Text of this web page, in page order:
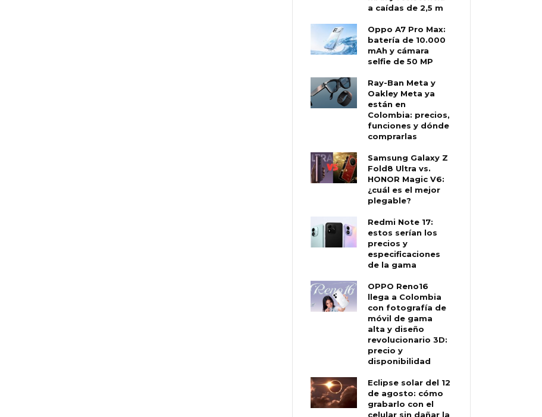
a caídas de 2,5 m
Oppo A7 Pro Max:
batería de 10.000
mAh y cámara
selfie de 50 MP
Ray-Ban Meta y
Oakley Meta ya
están en
Colombia: precios,
funciones y dónde
comprarlas
Samsung Galaxy Z
Fold8 Ultra vs.
HONOR Magic V6:
¿cuál es el mejor
plegable?
Redmi Note 17:
estos serían los
precios y
especificaciones
de la gama
OPPO Reno16
llega a Colombia
con fotografía de
móvil de gama
alta y diseño
revolucionario 3D:
precio y
disponibilidad
Eclipse solar del 12
de agosto: cómo
grabarlo con el
celular sin dañar la